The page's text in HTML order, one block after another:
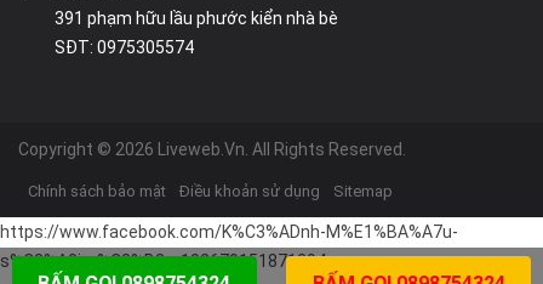
391 phạm hữu lầu phước kiển nhà bè
SĐT: 0975305574
Copyright © 2026 Liveweb.Vn. All Rights Reserved.
Chính sách bảo mật Điều khoản sử dụng Sitemap
https://www.facebook.com/K%C3%ADnh-M%E1%BA%A7u-
s%C3%A0i-g%C3%B2n-102679151871294